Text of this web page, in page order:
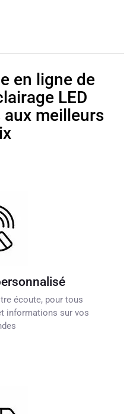
en ligne de
LED
meilleurs
écoute, pour tous
informations sur vos